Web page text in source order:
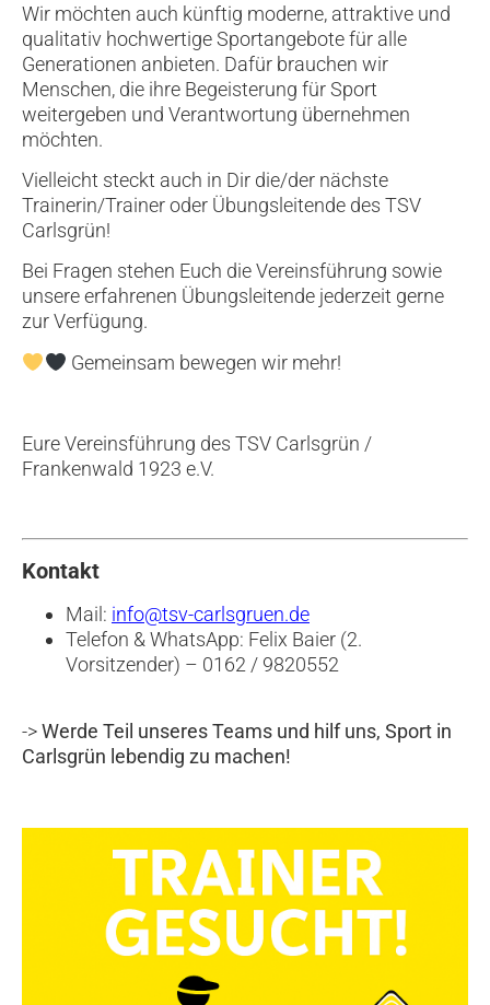
Wir möchten auch künftig moderne, attraktive und
qualitativ hochwertige Sportangebote für alle
Generationen anbieten. Dafür brauchen wir
Menschen, die ihre Begeisterung für Sport
weitergeben und Verantwortung übernehmen
möchten.
Vielleicht steckt auch in Dir die/der nächste
Trainerin/Trainer oder Übungsleitende des TSV
Carlsgrün!
Bei Fragen stehen Euch die Vereinsführung sowie
unsere erfahrenen Übungsleitende jederzeit gerne
zur Verfügung.
Gemeinsam bewegen wir mehr!
Eure Vereinsführung des TSV Carlsgrün /
Frankenwald 1923 e.V.
Kontakt
Mail: info@tsv-carlsgruen.de
Telefon & WhatsApp: Felix Baier (2.
Vorsitzender) – 0162 / 9820552
->Werde Teil unseres Teams und hilf uns, Sport in
Carlsgrün lebendig zu machen!